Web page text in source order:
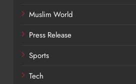
Muslim World
Press Release
Sports
Tech